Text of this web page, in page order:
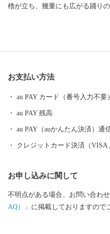
櫓が立ち、幾重にも広がる踊り
でも、「河内音頭発祥の地」と
でしか聞くことができません。
上旬に盛大に開催される八尾河
市民で賑わいます。 ＜歴史遺産のまち＞ 八尾市はゆたかな歴史や
文化財を有するまちです。市東
「やまんねき」と呼ばれ、古く
る「高安千塚（たかやすせんづ
れています。 ＜ものづくりのまち＞ 中小企業を中心に、高度な技
術力と製品開発力を誇る「もの
お支払い方法
au PAY カード（番号入力不要）
au PAY 残高
au PAY（auかんたん決済）通
クレジットカード決済（VISA
お申し込みに関して
不明点がある場合、お問い合わ
AQ）」 に掲載しておりますので